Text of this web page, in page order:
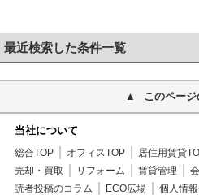
最近検索した条件一覧
このペー
当社について
総合TOP オフィスTOP 居住用賃貸
売却・買取
リフォーム 賃貸管理
読者投稿のコラム
ECO広場 個人情